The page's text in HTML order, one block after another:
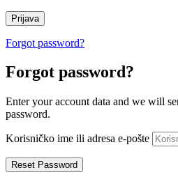
Forgot password?
Forgot password?
Enter your account data and we will
password.
Korisničko ime ili adresa e-pošte